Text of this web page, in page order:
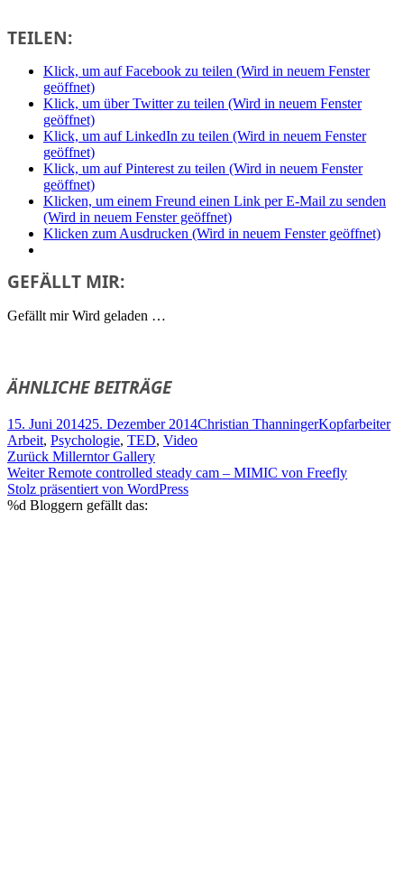
TEILEN:
Klick, um auf Facebook zu teilen (Wird in neuem Fenster
geöffnet)
Klick, um über Twitter zu teilen (Wird in neuem Fenster
geöffnet)
Klick, um auf LinkedIn zu teilen (Wird in neuem Fenster
geöffnet)
Klick, um auf Pinterest zu teilen (Wird in neuem Fenster
geöffnet)
Klicken, um einem Freund einen Link per E-Mail zu senden
(Wird in neuem Fenster geöffnet)
Klicken zum Ausdrucken (Wird in neuem Fenster geöffnet)
GEFÄLLT MIR:
Gefällt mir Wird geladen …
ÄHNLICHE BEITRÄGE
Veröffentlicht
am
15. Juni 201425. Dezember 2014Autor
Christian ThanningerKategorien
Kopfarbeiter
Arbeit, Psychologie, TED, Video
Beitragsnavigation
Zurück Vorheriger
Beitrag:
Millerntor Gallery
Weiter Nächster
Beitrag:
Remote controlled steady cam – MIMIC von Freefly
Stolz präsentiert von WordPress
%d Bloggern gefällt das: